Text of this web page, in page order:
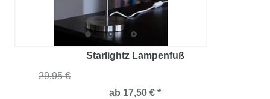
Starlightz Lampenfuß
29,95 €
ab 17,50 € *